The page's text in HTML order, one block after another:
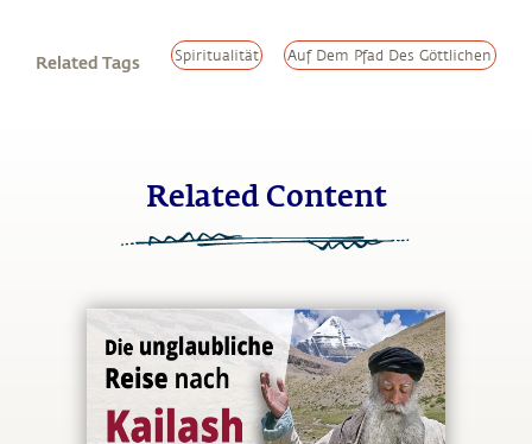
Related Tags Spiritualität Auf Dem Pfad Des Göttlichen
Related Content